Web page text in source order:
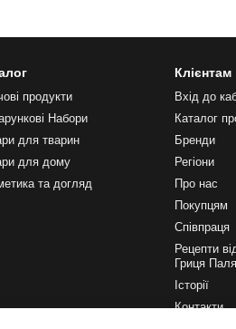
горіхами та спеціями. Ідеальні
зерна до дроблених варіантів —
хто слідкує за цукром.
для класичної та
продукти
Набори
для тварин
для дому
та догляд
Клієнтам
Вхід до
Каталог
Бренди
Регіони
Про нас
Покупцям
Співпраця
Рецепти
Гриця
Історії
Контакти